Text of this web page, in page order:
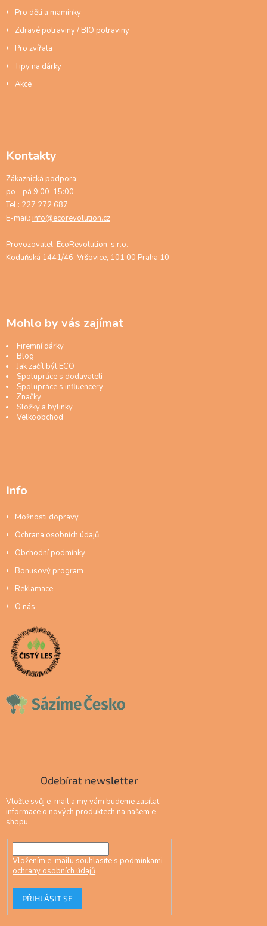
Pro děti a maminky
Zdravé potraviny / BIO potraviny
Pro zvířata
Tipy na dárky
Akce
Kontakty
Zákaznická podpora:
po - pá 9:00-15:00
Tel.: 227 272 687
E-mail: info@ecorevolution.cz
Provozovatel: EcoRevolution, s.r.o.
Kodaňská 1441/46, Vršovice, 101 00 Praha 10
Mohlo by vás zajímat
Firemní dárky
Blog
Jak začít být ECO
Spolupráce s dodavateli
Spolupráce s influencery
Značky
Složky a bylinky
Velkoobchod
Info
Možnosti dopravy
Ochrana osobních údajů
Obchodní podmínky
Bonusový program
Reklamace
O nás
Odebírat newsletter
Vložte svůj e-mail a my vám budeme zasílat
informace o nových produktech na našem e-
shopu.
Vložením e-mailu souhlasíte s podmínkami
ochrany osobních údajů
PŘIHLÁSIT SE